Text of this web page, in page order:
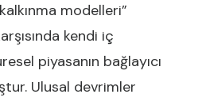
modelleri”
kendi iç
piyasanın bağlayıcı
Ulusal devrimler